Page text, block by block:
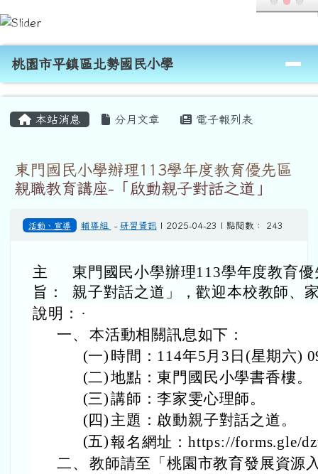
跳至主內容區
桃園市平鎮區北勢國民小學
導覽列
桃園市平鎮區北勢國民小學
本站消息 分月文章 電子報列表
東門國民小學辦理113學年度教育優先區
親職教育講座-「啟動親子對話之道」
活動、宣導 輔導組 - 研習資訊| 2025-04-23 | 點閱數： 243
主
旨：
東門國民小學辦理113學年度教育
親子對話之道」，歡迎本校教師、
說明： ·
一、 本活動相關訊息如下：
(一) 時間：114年5月3日(星期六)
(二)地點：東門國民小學書香樓。
(三)講師：李家雯心理師。
(四) 主題：啟動親子對話之道。
(五)報名網址：https://forms.gle/
二、 教師請至「桃園市教育發展資源